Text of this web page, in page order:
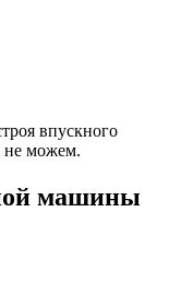
впускного
не можем.
машины